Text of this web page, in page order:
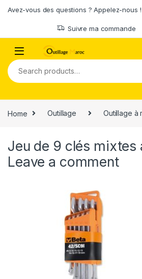
Avez-vous des questions ? Appelez-nous
Suivre ma commande
Search for:
Home Outillage Outillage à
Jeu de 9 clés mixtes
Leave a comment